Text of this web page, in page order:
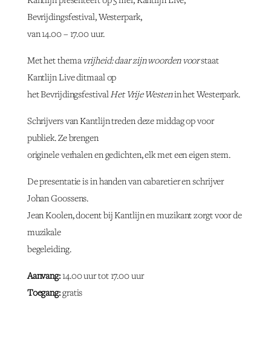
Bevrijdingsfestival, Westerpark,
van 14.00 – 17.00 uur.
Met het thema vrijheid: daar zijn woorden voorstaat
Kantlijn Live ditmaal op
het BevrijdingsfestivalHet Vrije Westenin het Westerpark.
Schrijvers van Kantlijn treden deze middag op voor
publiek. Ze brengen
originele verhalen en gedichten, elk met een eigen stem.
De presentatie is in handen van cabaretier en schrijver
Johan Goossens.
Jean Koolen, docent bij Kantlijn en muzikant zorgt voor de
muzikale
begeleiding.
Aanvang: 14.00 uur tot 17.00 uur
Toegang: gratis